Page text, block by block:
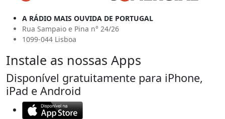
A RÁDIO MAIS OUVIDA DE PORTUGAL
Rua Sampaio e Pina n° 24/26
1099-044 Lisboa
Instale as nossas Apps
Disponível gratuitamente para iPhone,
iPad e Android